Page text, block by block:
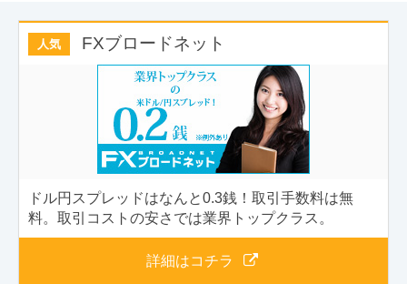
人気 FXブロードネット
ドル円スプレッドはなんと0.3銭！取引手数料は無
料。取引コストの安さでは業界トップクラス。
詳細はコチラ